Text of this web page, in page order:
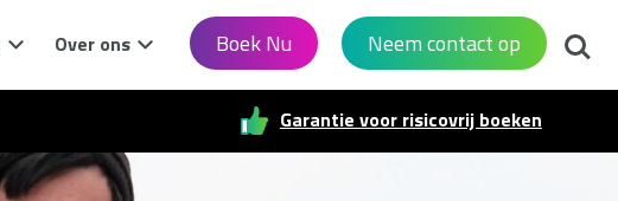
Over ons Boek Nu Neem contact op Zoek
Garantie voor risicovrij boeken